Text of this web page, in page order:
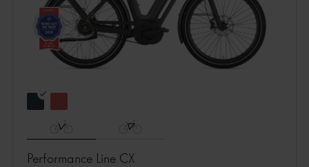
Performance Line CX